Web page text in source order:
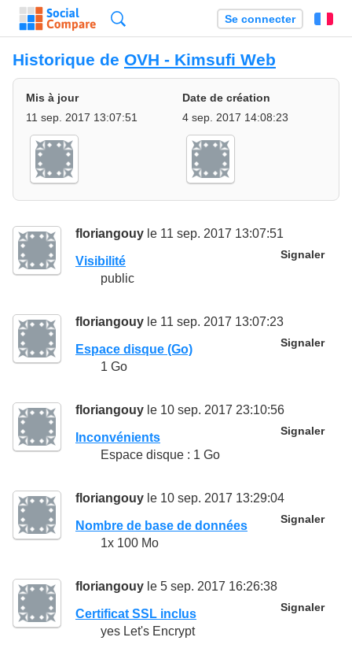
Se connecter
Historique de OVH - Kimsufi Web
Mis à jour
11 sep. 2017 13:07:51
Date de création
4 sep. 2017 14:08:23
floriangouy le 11 sep. 2017 13:07:51
Signaler
Visibilité
public
floriangouy le 11 sep. 2017 13:07:23
Signaler
Espace disque (Go)
1 Go
floriangouy le 10 sep. 2017 23:10:56
Signaler
Inconvénients
Espace disque : 1 Go
floriangouy le 10 sep. 2017 13:29:04
Signaler
Nombre de base de données
1x 100 Mo
floriangouy le 5 sep. 2017 16:26:38
Signaler
Certificat SSL inclus
yes Let's Encrypt